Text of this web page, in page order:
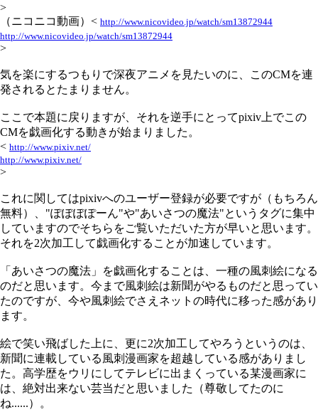
>
（ニコニコ動画）< http://www.nicovideo.jp/watch/sm13872944
http://www.nicovideo.jp/watch/sm13872944
>
気を楽にするつもりで深夜アニメを見たいのに、このCMを連
発されるとたまりません。
ここで本題に戻りますが、それを逆手にとってpixiv上でこの
CMを戯画化する動きが始まりました。
< http://www.pixiv.net/
http://www.pixiv.net/
>
これに関してはpixivへのユーザー登録が必要ですが（もちろん
無料）、"ぽぽぽぽーん"や"あいさつの魔法"というタグに集中
していますのでそちらをご覧いただいた方が早いと思います。
それを2次加工して戯画化することが加速しています。
「あいさつの魔法」を戯画化することは、一種の風刺絵になる
のだと思います。今まで風刺絵は新聞がやるものだと思ってい
たのですが、今や風刺絵でさえネットの時代に移った感があり
ます。
絵で笑い飛ばした上に、更に2次加工してやろうというのは、
新聞に連載している風刺漫画家を超越している感がありまし
た。高学歴をウリにしてテレビに出まくっている某漫画家に
は、絶対出来ない芸当だと思いました（尊敬してたのに
ね......）。